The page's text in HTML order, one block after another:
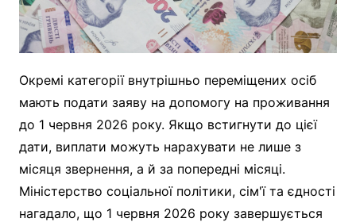
Окремі категорії внутрішньо переміщених осіб
мають подати заяву на допомогу на проживання
до 1 червня 2026 року. Якщо встигнути до цієї
дати, виплати можуть нарахувати не лише з
місяця звернення, а й за попередні місяці.
Міністерство соціальної політики, сім'ї та єдності
нагадало, що 1 червня 2026 року завершується